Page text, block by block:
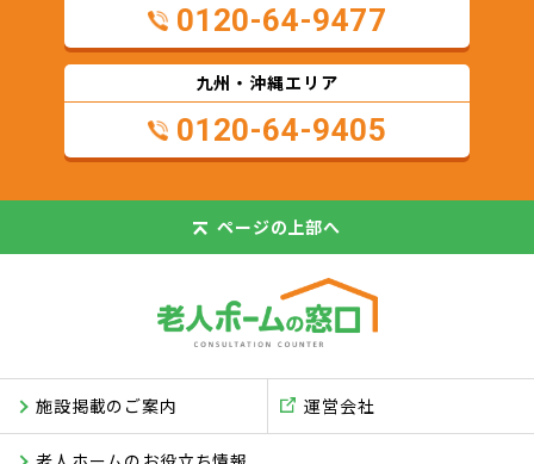
0120-64-9477
九州・沖縄エリア
0120-64-9405
ページの 上部へ
施設掲載のご案内 運営会社